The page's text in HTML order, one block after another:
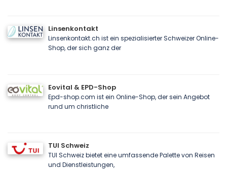
Linsenkontakt
Linsenkontakt.ch ist ein spezialisierter Schweizer Online-
Shop, der sich ganz der
Eovital & EPD-Shop
Epd-shop.com ist ein Online-Shop, der sein Angebot
rund um christliche
TUI Schweiz
TUI Schweiz bietet eine umfassende Palette von Reisen
und Dienstleistungen,